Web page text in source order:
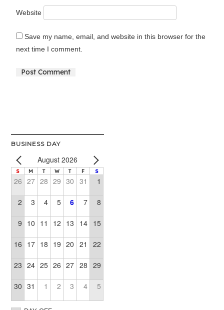
Website
Save my name, email, and website in this browser for the
next time I comment.
BUSINESS DAY
August 2026
S M T W T F S
26 27 28 29 30 31 1
2 3 4 5 6 7 8
9 10 11 12 13 14 15
16 17 18 19 20 21 22
23 24 25 26 27 28 29
30 31 1 2 3 4 5